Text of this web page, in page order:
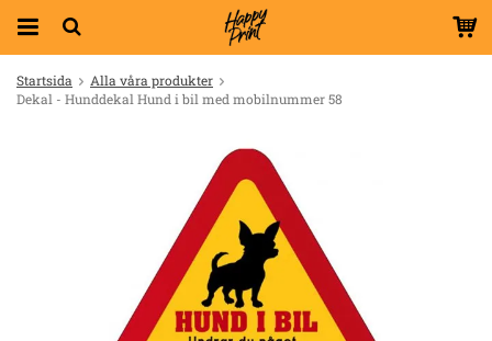
Startsida
Alla våra produkter
Dekal - Hunddekal Hund i bil med mobilnummer 58